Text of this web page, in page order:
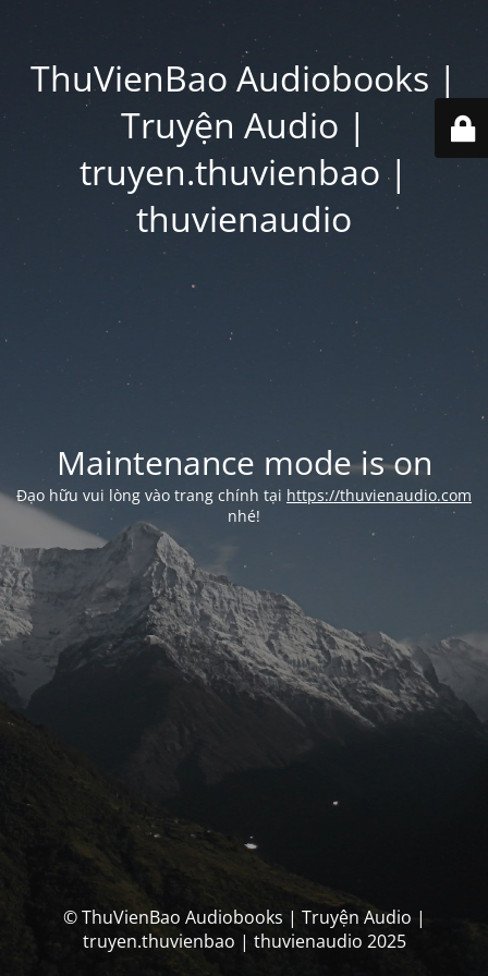
ThuVienBao Audiobooks |
Truyện Audio |
truyen.thuvienbao |
thuvienaudio
Maintenance mode is on
Đạo hữu vui lòng vào trang chính tại https://thuvienaudio.com
nhé!
© ThuVienBao Audiobooks | Truyện Audio |
truyen.thuvienbao | thuvienaudio 2025